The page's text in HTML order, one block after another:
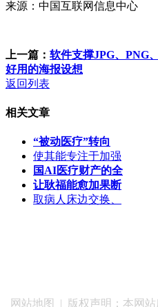
来源：中国互联网信息中心
上一篇： 软件支撑JPG、PNG
好用的海报设想
返回列表
相关文章
“被动医疗”转向
使其能专注于加强
国AI医疗财产的全
让耿福能愈加果断
取病人床边交换、
网站地图 | 版权声明：本网